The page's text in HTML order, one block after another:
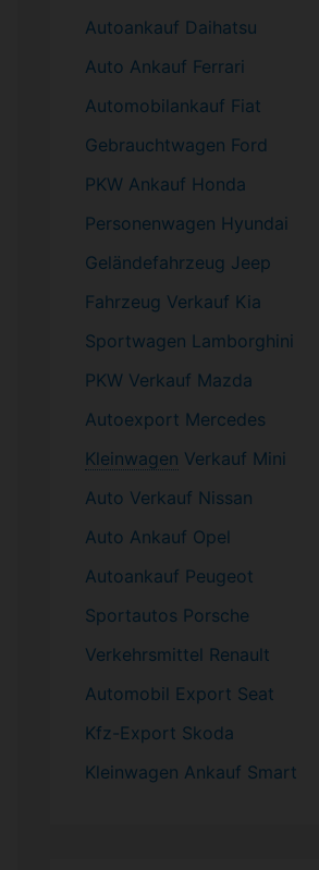
Autoankauf Daihatsu
Auto Ankauf Ferrari
Automobilankauf Fiat
Gebrauchtwagen Ford
PKW Ankauf Honda
Personenwagen Hyundai
Geländefahrzeug Jeep
Fahrzeug Verkauf Kia
Sportwagen Lamborghini
PKW Verkauf Mazda
Autoexport Mercedes
Kleinwagen Verkauf Mini
Auto Verkauf Nissan
Auto Ankauf Opel
Autoankauf Peugeot
Sportautos Porsche
Verkehrsmittel Renault
Automobil Export Seat
Kfz-Export Skoda
Kleinwagen Ankauf Smart